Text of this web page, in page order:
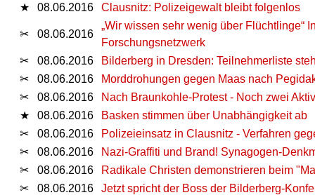
★
08.06.2016 Clausnitz: Polizeigewalt bleibt folgenlos
✂ 08.06.2016
„Wir wissen sehr wenig über Flüchtlinge“
Forschungsnetzwerk
✂
08.06.2016
Bilderberg in Dresden: Teilnehmerliste
✂
08.06.2016
Morddrohungen gegen Maas nach
✂
08.06.2016
Nach Braunkohle-Protest - Noch zwei
★
08.06.2016
Basken stimmen über Unabhängigkeit ab
✂
08.06.2016
Polizeieinsatz in Clausnitz - Verfahren
✂
08.06.2016
Nazi-Graffiti und Brand! Synagogen-
✂
08.06.2016
Radikale Christen demonstrieren beim
✂
08.06.2016
Jetzt spricht der Boss der Bilderberg-